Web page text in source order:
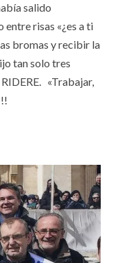
salido
risas «¿es a ti
bromas y recibir la
tan solo tres
«Trabajar,